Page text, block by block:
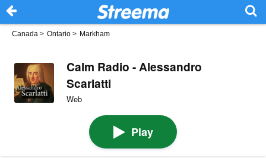
Canada > Ontario > Markham
Calm Radio - Alessandro
Scarlatti
Web
Play